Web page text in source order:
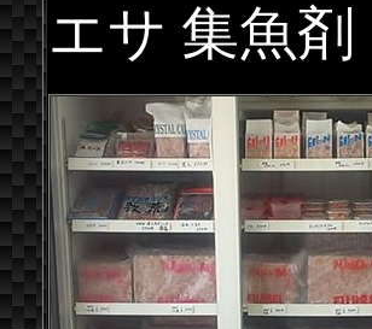
エサ 集魚